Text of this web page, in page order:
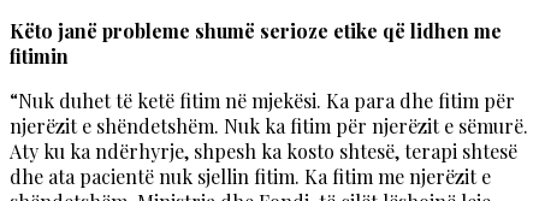
Këto janë probleme shumë serioze etike që lidhen me
fitimin
“Nuk duhet të ketë fitim në mjekësi. Ka para dhe fitim për
njerëzit e shëndetshëm. Nuk ka fitim për njerëzit e sëmurë.
Aty ku ka ndërhyrje, shpesh ka kosto shtesë, terapi shtesë
dhe ata pacientë nuk sjellin fitim. Ka fitim me njerëzit e